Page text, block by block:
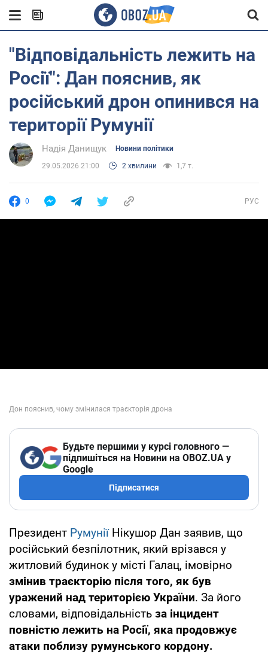
"Відповідальність лежить на
Росії": Дан пояснив, як
російський дрон опинився на
території Румунії
Надія Данищук Новини політики
29.05.2026 21:00 2 хвилини 1,7 т.
0 РУС
Будьте першими у курсі головного —
підпишіться на Новини на OBOZ.UA у
Google
Підписатися
Президент Румунії Нікушор Дан заявив, що
російський безпілотник, який врізався у
житловий будинок у місті Галац, імовірно
змінив траєкторію після того, як був
уражений над територією України. За його
словами, відповідальність за інцидент
повністю лежить на Росії, яка продовжує
атаки поблизу румунського кордону.